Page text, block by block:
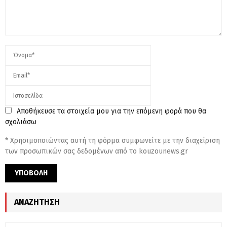
Αποθήκευσε τα στοιχεία μου για την επόμενη φορά που θα
σχολιάσω
* Χρησιμοποιώντας αυτή τη φόρμα συμφωνείτε με την διαχείριση
των προσωπικών σας δεδομένων από το kouzounews.gr
ΑΝΑΖΉΤΗΣΗ